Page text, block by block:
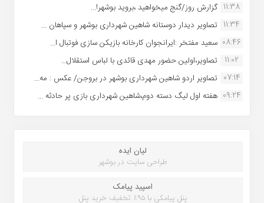
11:38 گزارش روز/گنج میخواهید ،بروید بوشهر!...
11:34 تصاویر دیدار دوستانه شاهین شهردارى بوشهر و سپاهان ...
08:46 سعید مفتخر :ایرانجوان کارخانه بازیکن سازی فوتبال ا...
11:02
تصاویر،اولین حضور مهدی قائدی با لباس استقلال...
07:14 تصاویر اردو شاهین شهرداری بوشهر در بروجن/ عکس : مه...
09:24 هفته اول لیگ دسته دوم،شاهین شهرداری بازی پر حادثه ...
لیان ایده
طراحی سایت در بوشهر
اسپید پیامک
پنل پیامکی با ۹۵٪ تخفیف خرید پنل